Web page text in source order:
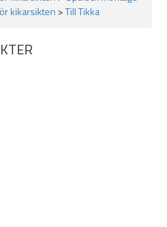
kikarsikten >Till Tikka